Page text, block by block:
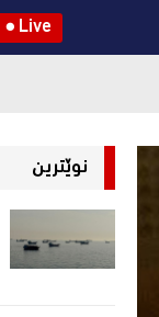
● Live
نوێترین